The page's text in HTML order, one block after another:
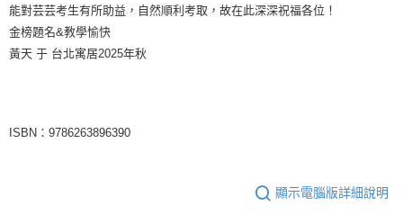
能對芸芸考生有所助益，自然順利考取，故在此深深祝福各位！
金榜題名&教學愉快
黃天 于 台北寓居2025年秋
ISBN：9786263896390
顯示電腦版詳細說明